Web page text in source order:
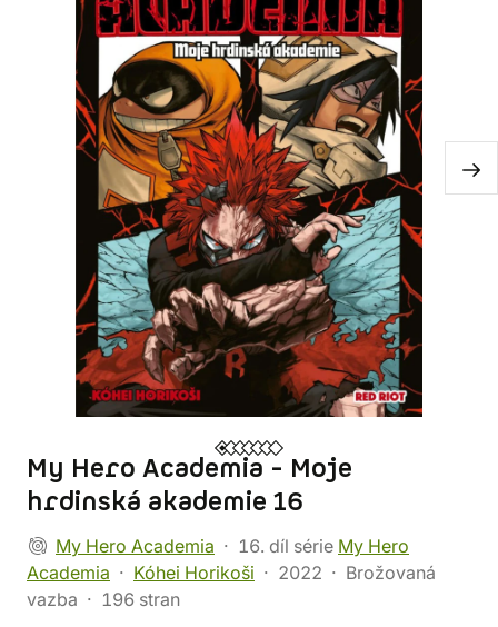
My Hero Academia - Moje
hrdinská akademie 16
My Hero Academia 16. díl série My Hero
Academia
Kóhei Horikoši 2022
Brožovaná
vazba
196 stran